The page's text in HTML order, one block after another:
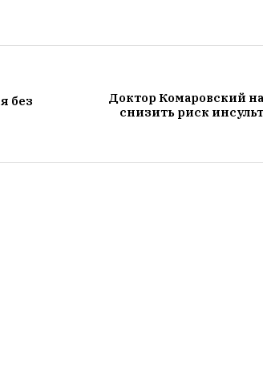
без
Доктор Комаровский
снизить риск